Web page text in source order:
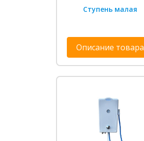
Ступень малая
Описание товара